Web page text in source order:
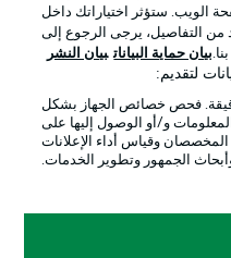
الويب. ستؤثر اختياراتك داخل
من التفاصيل، يرجى الرجوع إلى
بيان حماية البيانات بيان النشر
لتقديم:
فحص خصائص الجهاز بشكل
و/أو الوصول إليها على
المخصصان وقياس أداء الإعلانات
الجمهور وتطوير الخدمات.